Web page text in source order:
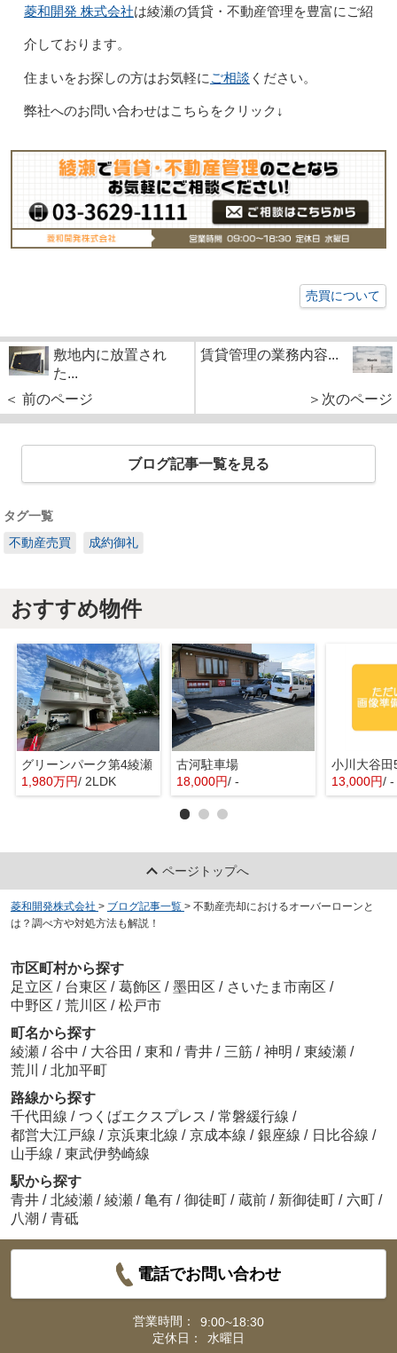
菱和開発 株式会社は綾瀬の賃貸・不動産管理を豊富にご紹
介しております。
住まいをお探しの方はお気軽に ご相談 ください。
弊社へのお問い合わせはこちらをクリック↓
売買について
敷地内に放置され
た...
＜ 前のページ
賃貸管理の業務内容...
＞次のページ
ブログ記事一覧を見る
タグ一覧
不動産売買
成約御礼
おすすめ物件
グリーンパーク第4綾瀬
1,980万円/ 2LDK
古河駐車場
18,000円/ - 13,000円/ -
ページトップへ
菱和開発株式会社 > ブログ記事一覧 > 不動産売却におけるオーバーローンと
は？調べ方や対処方法も解説！
市区町村から探す
足立区 / 台東区 / 葛飾区 / 墨田区 / さいたま市南区 /
中野区 / 荒川区 / 松戸市
町名から探す
綾瀬 / 谷中 / 大谷田 / 東和 / 青井 / 三筋 / 神明 / 東綾瀬 /
荒川 / 北加平町
路線から探す
千代田線 / つくばエクスプレス / 常磐緩行線 /
都営大江戸線 / 京浜東北線 / 京成本線 / 銀座線 / 日比谷線 /
山手線 / 東武伊勢崎線
駅から探す
青井 / 北綾瀬 / 綾瀬 / 亀有 / 御徒町 / 蔵前 / 新御徒町 / 六町 /
八潮 / 青砥
電話でお問い合わせ
営業時間：
9:00~18:30
定休日：
水曜日